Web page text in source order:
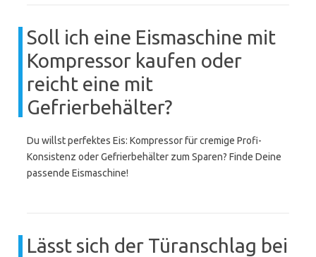
Soll ich eine Eismaschine mit
Kompressor kaufen oder
reicht eine mit
Gefrierbehälter?
Du willst perfektes Eis: Kompressor für cremige Profi-
Konsistenz oder Gefrierbehälter zum Sparen? Finde Deine
passende Eismaschine!
Lässt sich der Türanschlag bei